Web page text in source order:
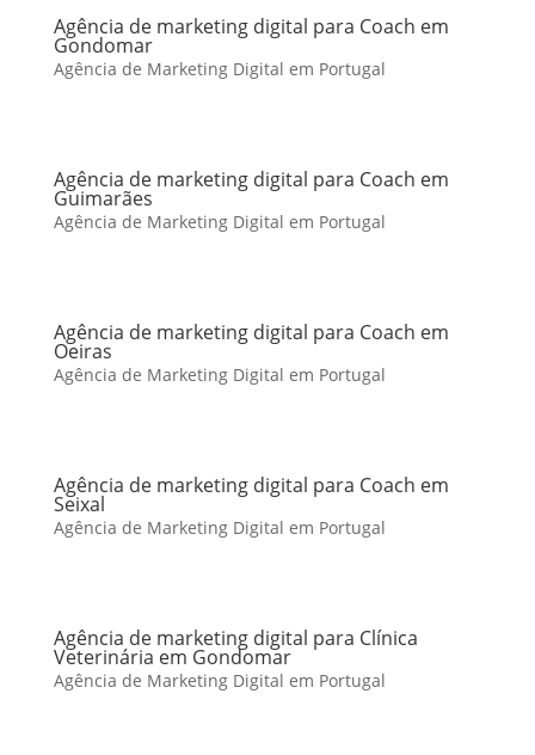
Agência de marketing digital para Coach em
Gondomar
Agência de Marketing Digital em Portugal
Agência de marketing digital para Coach em
Guimarães
Agência de Marketing Digital em Portugal
Agência de marketing digital para Coach em
Oeiras
Agência de Marketing Digital em Portugal
Agência de marketing digital para Coach em
Seixal
Agência de Marketing Digital em Portugal
Agência de marketing digital para Clínica
Veterinária em Gondomar
Agência de Marketing Digital em Portugal